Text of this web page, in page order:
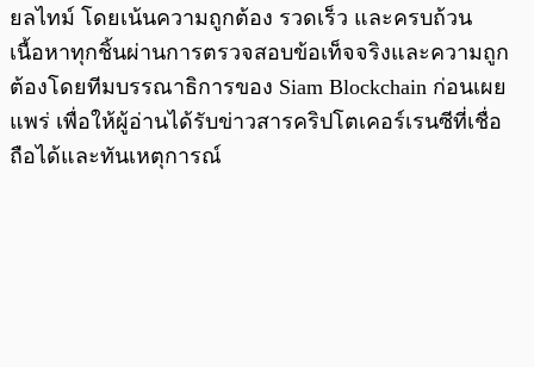
ยลไทม์ โดยเน้นความถูกต้อง รวดเร็ว และครบถ้วน
เนื้อหาทุกชิ้นผ่านการตรวจสอบข้อเท็จจริงและความถูก
ต้องโดยทีมบรรณาธิการของ Siam Blockchain ก่อนเผย
แพร่ เพื่อให้ผู้อ่านได้รับข่าวสารคริปโตเคอร์เรนซีที่เชื่อ
ถือได้และทันเหตุการณ์